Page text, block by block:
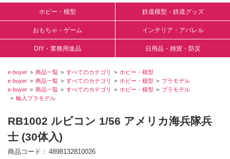
ホビー・模型 鉄道模型・鉄道グッズ
おもちゃ・ゲーム インテリア・アパレル
DIY・業務用途品 日用品・雑貨・防災
e-buyer 商品一覧 すべてのカテゴリ
ホビー・模型
e-buyer
商品一覧 すべてのカテゴリ ホビー・模型
プラモデル
e-buyer
商品一覧 すべてのカテゴリ ホビー・模型
プラモデル
輸入プラモデル
RB1002 ルビコン 1/56 アメリカ海兵隊兵
士 (30体入)
商品コード
4898132810026